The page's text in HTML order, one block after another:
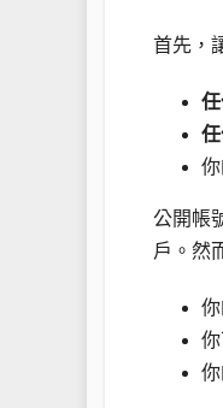
首先，
公開帳
戶。然